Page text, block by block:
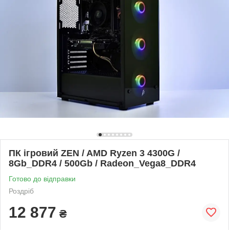
ПК ігровий ZEN / AMD Ryzen 3 4300G /
8Gb_DDR4 / 500Gb / Radeon_Vega8_DDR4
Готово до відправки
Роздріб
12 877 ₴